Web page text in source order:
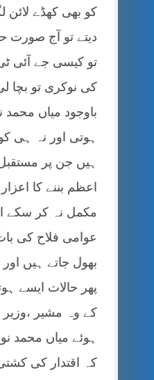
کو بھی کھڈے لائن
دیتے تو آج صورت
تو کیسی جے آئی
کی نوکری تو بچا
باوجود میاں
ہوتی اور نہ ہی
ہیں جن پر
اعظم بننے کا
مکمل نہ کر سکے
عوامی فلاح کی
بھول جاتے ہیں
پھر حالات ایسے
کے وہ مشیر
ہوئے میاں محمد
کہ اقتدار کی